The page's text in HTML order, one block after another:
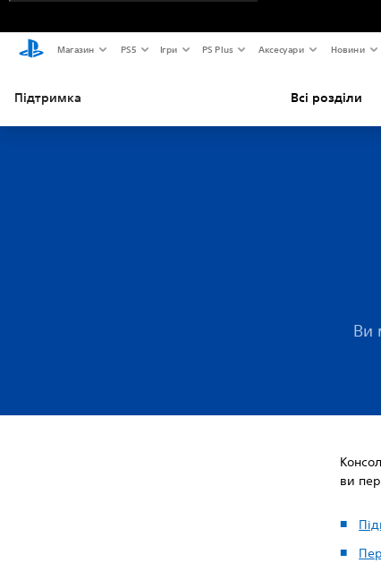
Магазин PS5 Ігри PS Plus Аксесуари Новини
Підтримка Всі розділи
Ви
ви